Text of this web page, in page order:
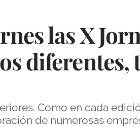
las X
diferentes,
Como en cada
de numerosas